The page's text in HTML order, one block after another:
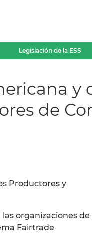
Legislación de la ESS
y
de
Productores y
organizaciones de
Fairtrade